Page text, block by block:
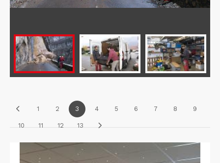
1 2 3 4 5 6 7 8 9
10 11 12 13